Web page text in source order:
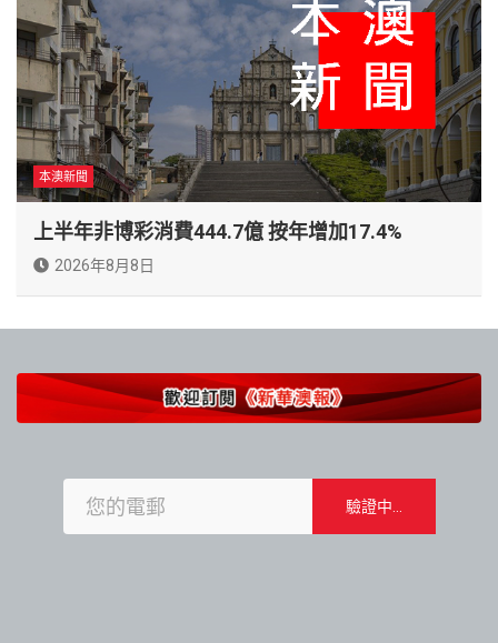
本澳新聞
上半年非博彩消費444.7億 按年增加17.4%
2026年8月8日